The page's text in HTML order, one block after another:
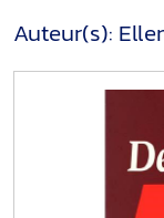
Auteur(s):